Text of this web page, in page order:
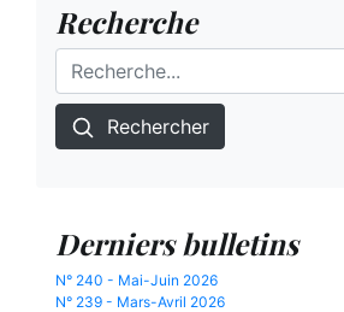
Recherche
Rechercher
Derniers bulletins
N° 240 - Mai-Juin 2026
N° 239 - Mars-Avril 2026